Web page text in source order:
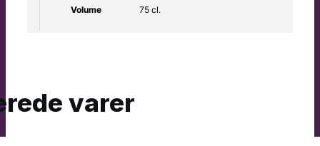
Volume 75 cl.
varer